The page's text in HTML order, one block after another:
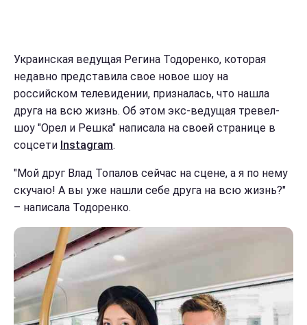
Украинская ведущая Регина Тодоренко, которая
недавно представила свое новое шоу на
российском телевидении, призналась, что нашла
друга на всю жизнь. Об этом экс-ведущая тревел-
шоу "Орел и Решка" написала на своей странице в
соцсети Instagram.
"Мой друг Влад Топалов сейчас на сцене, а я по нему
скучаю! А вы уже нашли себе друга на всю жизнь?"
– написала Тодоренко.